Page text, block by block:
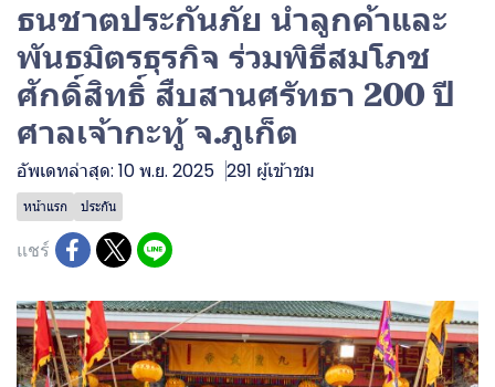
ธนชาตประกันภัย นำลูกค้าและ
พันธมิตรธุรกิจ ร่วมพิธีสมโภช
ศักดิ์สิทธิ์ สืบสานศรัทธา 200 ปี
ศาลเจ้ากะทู้ จ.ภูเก็ต
อัพเดทล่าสุด: 10 พ.ย. 2025 291 ผู้เข้าชม
หน้าแรก ประกัน
แชร์